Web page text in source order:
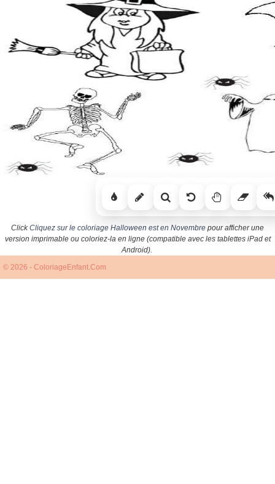
ClickCliquez sur le coloriage Halloween est en Novembre pour afficher une
version imprimable ou coloriez-la en ligne (compatible avec les tablettes iPad et
Android).
© 2026 - ColoriageEnfant.Com